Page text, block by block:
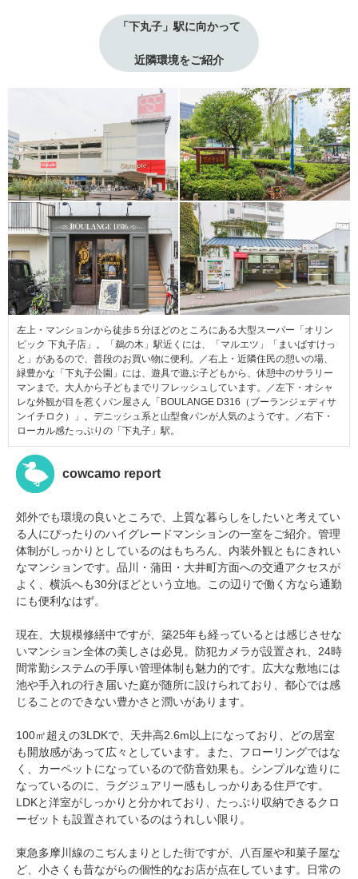
「下丸子」駅に向かって
近隣環境をご紹介
左上・マンションから徒歩５分ほどのところにある大型スーパー「オリン
ピック 下丸子店」。「鵜の木」駅近くには、「マルエツ」「まいばすけっ
と」があるので、普段のお買い物に便利。／右上・近隣住民の憩いの場、
緑豊かな「下丸子公園」には、遊具で遊ぶ子どもから、休憩中のサラリー
マンまで。大人から子どもまでリフレッシュしています。／左下・オシャ
レな外観が目を惹くパン屋さん「BOULANGE D316（ブーランジェディサ
ンイチロク）」。デニッシュ系と山型食パンが人気のようです。／右下・
ローカル感たっぷりの「下丸子」駅。
cowcamo report
郊外でも環境の良いところで、上質な暮らしをしたいと考えてい
る人にぴったりのハイグレードマンションの一室をご紹介。管理
体制がしっかりとしているのはもちろん、内装外観ともにきれい
なマンションです。品川・蒲田・大井町方面への交通アクセスが
よく、横浜へも30分ほどという立地。この辺りで働く方なら通勤
にも便利なはず。
現在、大規模修繕中ですが、築25年も経っているとは感じさせな
いマンション全体の美しさは必見。防犯カメラが設置され、24時
間常勤システムの手厚い管理体制も魅力的です。広大な敷地には
池や手入れの行き届いた庭が随所に設けられており、都心では感
じることのできない豊かさと潤いがあります。
100㎡超えの3LDKで、天井高2.6m以上になっており、どの居室
も開放感があって広々としています。また、フローリングではな
く、カーペットになっているので防音効果も。シンプルな造りに
なっているのに、ラグジュアリー感もしっかりある住戸です。
LDKと洋室がしっかりと分かれており、たっぷり収納できるクロ
ーゼットも設置されているのはうれしい限り。
東急多摩川線のこぢんまりとした街ですが、八百屋や和菓子屋な
ど、小さくも昔ながらの個性的なお店が点在しています。日常の